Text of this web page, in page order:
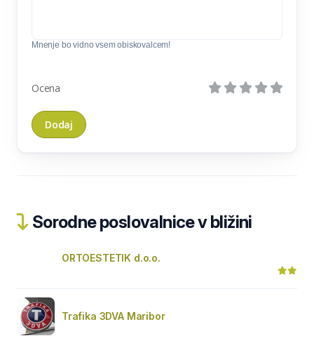
Mnenje bo vidno vsem obiskovalcem!
Ocena
Sorodne poslovalnice v bližini
ORTOESTETIK d.o.o.
Trafika 3DVA Maribor